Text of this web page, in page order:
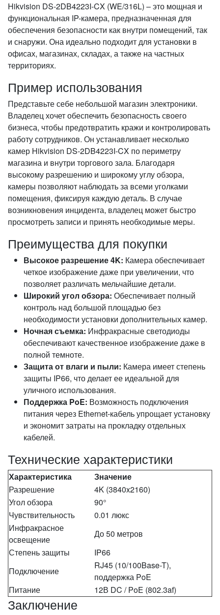
Hikvision DS-2DB4223I-CX (WE/316L) – это мощная и
функциональная IP-камера, предназначенная для
обеспечения безопасности как внутри помещений, так
и снаружи. Она идеально подходит для установки в
офисах, магазинах, складах, а также на частных
территориях.
Пример использования
Представьте себе небольшой магазин электроники.
Владелец хочет обеспечить безопасность своего
бизнеса, чтобы предотвратить кражи и контролировать
работу сотрудников. Он устанавливает несколько
камер Hikvision DS-2DB4223I-CX по периметру
магазина и внутри торгового зала. Благодаря
высокому разрешению и широкому углу обзора,
камеры позволяют наблюдать за всеми уголками
помещения, фиксируя каждую деталь. В случае
возникновения инцидента, владелец может быстро
просмотреть записи и принять необходимые меры.
Преимущества для покупки
Высокое разрешение 4K: Камера обеспечивает
четкое изображение даже при увеличении, что
позволяет различать мельчайшие детали.
Широкий угол обзора: Обеспечивает полный
контроль над большой площадью без
необходимости установки дополнительных камер.
Ночная съемка: Инфракрасные светодиоды
обеспечивают качественное изображение даже в
полной темноте.
Защита от влаги и пыли: Камера имеет степень
защиты IP66, что делает ее идеальной для
уличного использования.
Поддержка PoE: Возможность подключения
питания через Ethernet-кабель упрощает установку
и экономит затраты на прокладку отдельных
кабелей.
Технические характеристики
Характеристика
Значение
Разрешение
4K (3840x2160)
Угол обзора
90°
Чувствительность
0.01 люкс
Инфракрасное
освещение
До 50 метров
Степень защиты
IP66
Подключение
RJ45 (10/100Base-T),
поддержка PoE
Питание
12В DC / PoE (802.3af)
Заключение